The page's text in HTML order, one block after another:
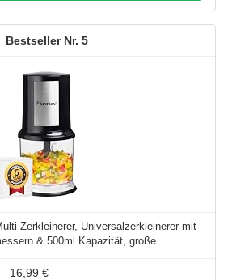
5
Zerkleinerer, Universalzerkleinerer mit
& 500ml Kapazität, große ...
16,99 €